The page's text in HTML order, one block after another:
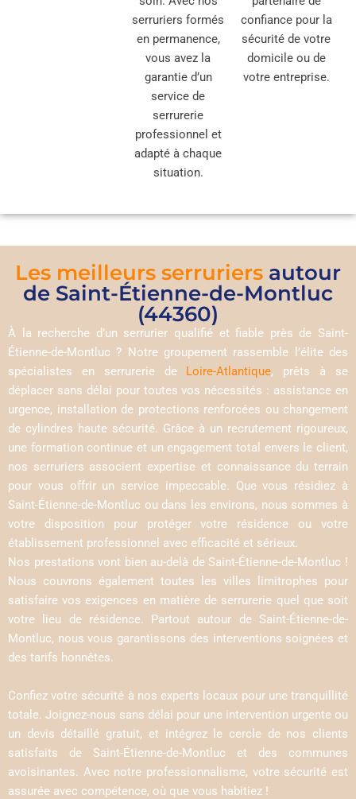
serruriers formés
en permanence,
vous avez la
garantie d’un
service de
serrurerie
professionnel et
adapté à chaque
situation.
confiance pour la
sécurité de votre
domicile ou de
votre entreprise.
Les meilleurs serruriers autour
de Saint-Étienne-de-Montluc
(44360)
À la recherche d’un serrurier qualifié et fiable près de Saint-
Étienne-de-Montluc ? Notre groupement rassemble l’élite des
spécialistes en serrurerie de Loire-Atlantique, prêts à se
déplacer sans délai pour toutes vos nécessités : assistance en
urgence, installation de protections renforcées ou changement
de cylindres haute sécurité. Grâce à un recrutement rigoureux,
une formation continue et un engagement total envers le client,
nos serruriers associent expertise et connaissance du terrain
pour vous offrir un service impeccable. Que vous résidiez à
Saint-Étienne-de-Montluc ou dans les environs, nous sommes à
votre disposition pour protéger votre résidence ou votre
établissement professionnel avec efficacité et sérieux.
Nos prestations vont bien au-delà de Saint-Étienne-de-Montluc !
Nous couvrons également toutes les villes limitrophes pour
satisfaire vos exigences en matière de serrurerie quel que soit
votre lieu de résidence. Partout autour de Saint-Étienne-de-
Montluc, nous vous garantissons des interventions soignées et
des tarifs honnêtes.
Confiez votre sécurité à nos experts locaux pour une tranquillité
totale. Joignez-nous sans délai pour une intervention urgente ou
un devis détaillé gratuit, et intégrez le cercle de nos clients
satisfaits de Saint-Étienne-de-Montluc et des communes
avoisinantes. Avec notre professionnalisme, votre sécurité est
assurée avec compétence, où que vous habitiez !